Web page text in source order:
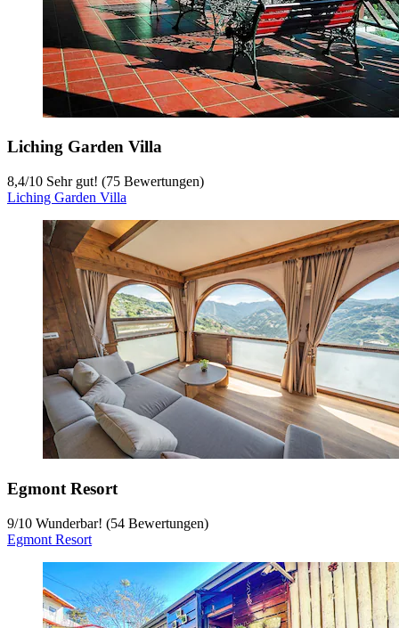
Liching Garden Villa
8,4/10 Sehr gut! (75 Bewertungen)
Liching Garden Villa
Egmont Resort
9/10 Wunderbar! (54 Bewertungen)
Egmont Resort